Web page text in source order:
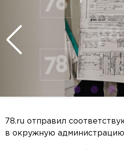
78.ru отправил
в окружную